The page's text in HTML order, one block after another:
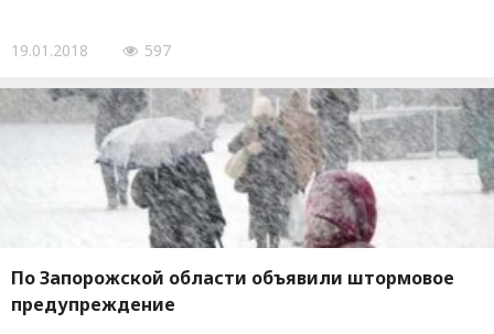
19.01.2018 597
По Запорожской области объявили штормовое
предупреждение